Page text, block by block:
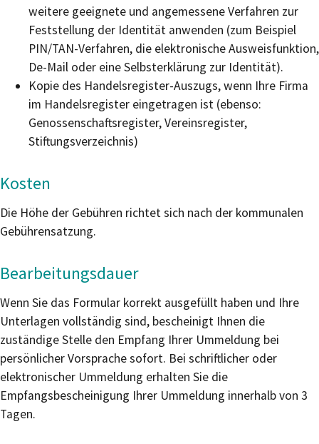
weitere geeignete und angemessene Verfahren zur
Feststellung der Identität anwenden (zum Beispiel
PIN/TAN-Verfahren, die elektronische Ausweisfunktion,
De-Mail oder eine Selbsterklärung zur Identität).
Kopie des Handelsregister-Auszugs, wenn Ihre Firma
im Handelsregister eingetragen ist (ebenso:
Genossenschaftsregister, Vereinsregister,
Stiftungsverzeichnis)
Kosten
Die Höhe der Gebühren richtet sich nach der kommunalen
Gebührensatzung.
Bearbeitungsdauer
Wenn Sie das Formular korrekt ausgefüllt haben und Ihre
Unterlagen vollständig sind, bescheinigt Ihnen die
zuständige Stelle den Empfang Ihrer Ummeldung bei
persönlicher Vorsprache sofort. Bei schriftlicher oder
elektronischer Ummeldung erhalten Sie die
Empfangsbescheinigung Ihrer Ummeldung innerhalb von 3
Tagen.